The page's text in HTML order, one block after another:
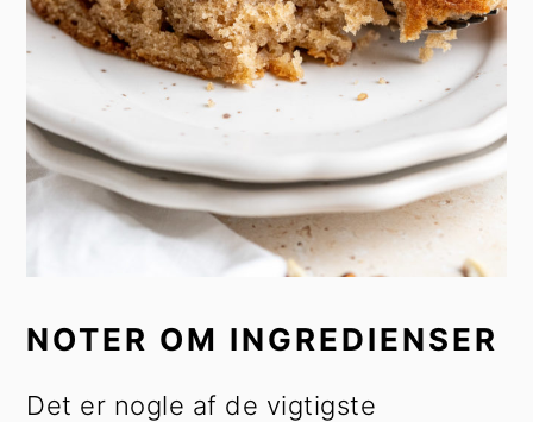
NOTER OM INGREDIENSER
Det er nogle af de vigtigste